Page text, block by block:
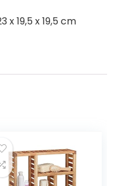
x 19,5 x 19,5 cm